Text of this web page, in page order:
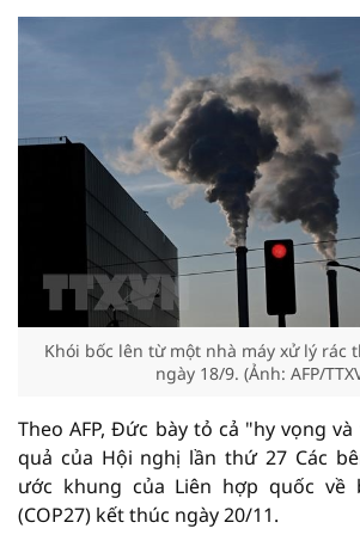
Khói bốc lên từ một nhà máy xử lý rác
ngày 18/9. (Ảnh: AFP/
Theo AFP, Đức bày tỏ cả "hy vọng
quả của Hội nghị lần thứ 27 Các
ước khung của Liên hợp quốc về
(COP27) kết thúc ngày 20/11.